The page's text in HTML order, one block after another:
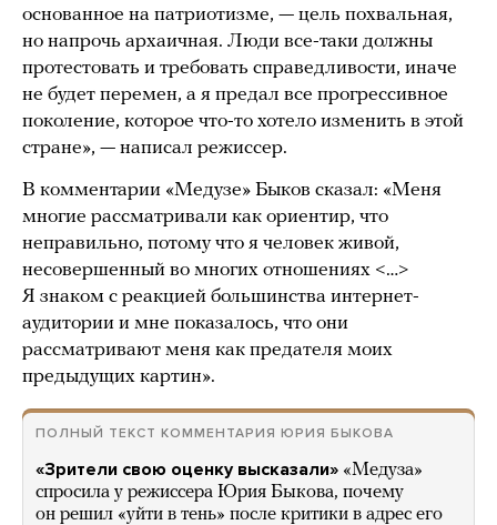
основанное на патриотизме, — цель похвальная,
но напрочь архаичная. Люди все-таки должны
протестовать и требовать справедливости, иначе
не будет перемен, а я предал все прогрессивное
поколение, которое что-то хотело изменить в этой
стране», — написал режиссер.
В комментарии «Медузе» Быков сказал: «Меня
многие рассматривали как ориентир, что
неправильно, потому что я человек живой,
несовершенный во многих отношениях <…>
Я знаком с реакцией большинства интернет-
аудитории и мне показалось, что они
рассматривают меня как предателя моих
предыдущих картин».
ПОЛНЫЙ ТЕКСТ КОММЕНТАРИЯ ЮРИЯ БЫКОВА
«Зрители свою оценку высказали» «Медуза»
спросила у режиссера Юрия Быкова, почему
он решил «уйти в тень» после критики в адрес его